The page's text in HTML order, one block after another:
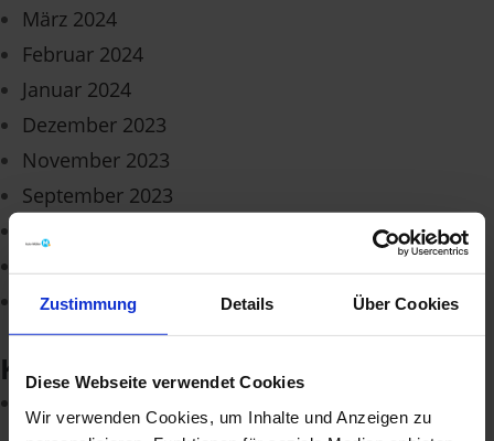
Zustimmung Details Über Cookies
Diese Webseite verwendet Cookies
Wir verwenden Cookies, um Inhalte und Anzeigen zu
März 2024
Februar 2024
Januar 2024
Dezember 2023
November 2023
September 2023
April 2022
Kategorien